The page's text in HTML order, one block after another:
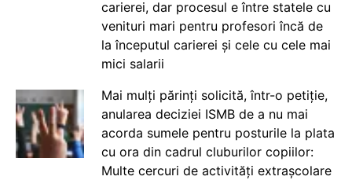
carierei, dar procesul e între statele cu
venituri mari pentru profesori încă de
la începutul carierei și cele cu cele mai
mici salarii
Mai mulți părinți solicită, într-o petiție,
anularea deciziei ISMB de a nu mai
acorda sumele pentru posturile la plata
cu ora din cadrul cluburilor copiilor:
Multe cercuri de activități extrașcolare